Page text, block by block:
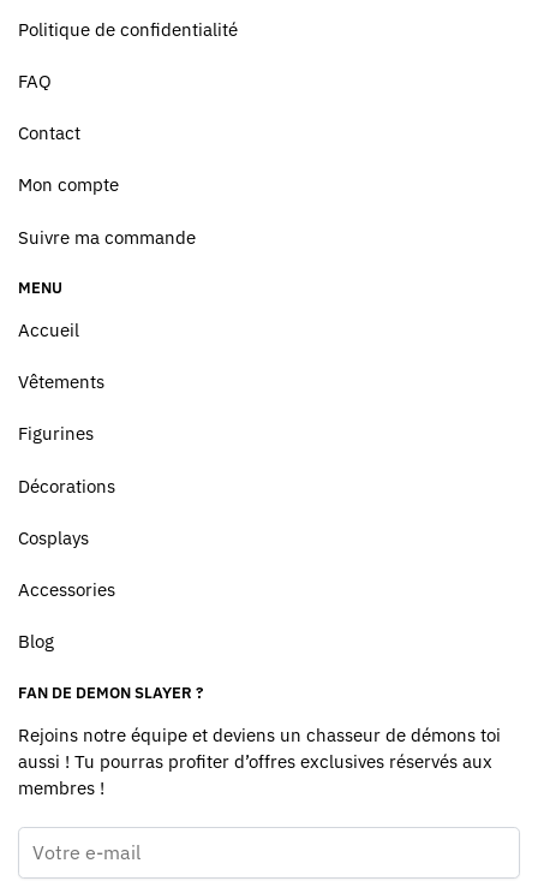
Politique de confidentialité
FAQ
Contact
Mon compte
Suivre ma commande
MENU
Accueil
Vêtements
Figurines
Décorations
Cosplays
Accessories
Blog
FAN DE DEMON SLAYER ?
Rejoins notre équipe et deviens un chasseur de démons toi
aussi ! Tu pourras profiter d’offres exclusives réservés aux
membres !